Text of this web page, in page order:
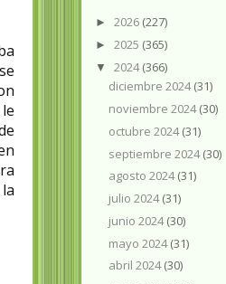
► 2026 (227)
► 2025 (365)
▼ 2024(366)
diciembre 2024(31)
noviembre 2024(30)
octubre 2024(31)
septiembre 2024(30)
agosto 2024(31)
julio 2024(31)
junio 2024(30)
mayo 2024(31)
abril 2024(30)